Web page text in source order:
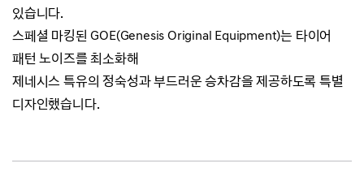
있습니다.
스페셜 마킹된 GOE(Genesis Original Equipment)는 타이어
패턴 노이즈를 최소화해
제네시스 특유의 정숙성과부드러운 승차감을 제공하도록 특별
디자인했습니다.